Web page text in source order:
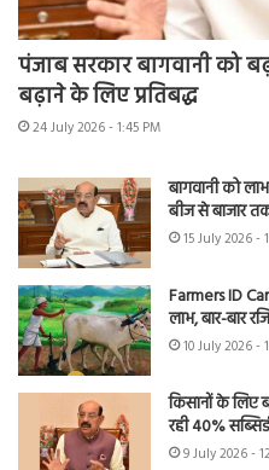
पंजाब सरकार बागवानी को
बढ़ाने के लिए प्रतिबद्ध
24 July 2026 - 1:45 PM
बागवानी को
बीज से बाजार
15 July 2026 -
Farmers ID
लाभ, बार-बार
10 July 2026 -
किसानों के लिए
रही 40%
9 July 2026 -